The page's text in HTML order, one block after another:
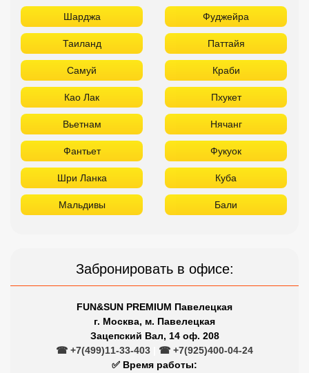
Шарджа Фуджейра
Таиланд Паттайя
Самуй Краби
Као Лак Пхукет
Вьетнам Нячанг
Фантьет Фукуок
Шри Ланка Куба
Мальдивы Бали
Забронировать в офисе:
FUN&SUN PREMIUM Павелецкая
г. Москва, м. Павелецкая
Зацепский Вал, 14 оф. 208
☎ +7(499)11-33-403
☎ +7(925)400-04-24
✅ Время работы: